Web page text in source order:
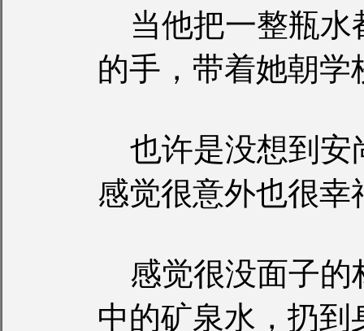
当他把一整瓶水
的手，带着她朝
也许是没想到安
感觉很意外也很幸
感觉很没面子的
中的矿泉水，扔